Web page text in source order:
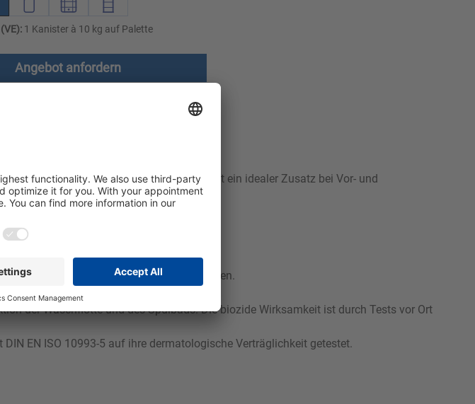
1 Kanister à 10 kg auf Palette
Angebot anfordern
hygienisch wirksam ist. Es ist ein idealer Zusatz bei Vor- und
einsetzen.
entsprechend §18 IfSG eingesetzt werden.
der Waschflotte und des Spülbads. Die biozide Wirksamkeit ist durch Tests vor Ort
EN ISO 10993-5 auf ihre dermatologische Verträglichkeit getestet.